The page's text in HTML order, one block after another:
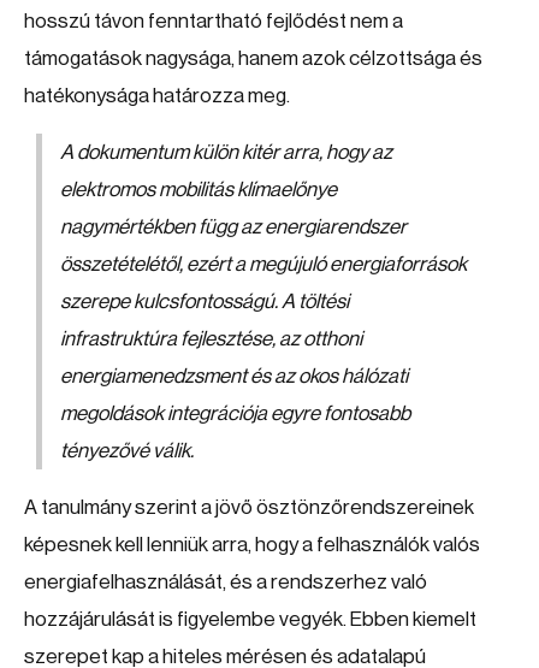
hosszú távon fenntartható fejlődést nem a
támogatások nagysága, hanem azok célzottsága és
hatékonysága határozza meg.
A dokumentum külön kitér arra, hogy az
elektromos mobilitás klímaelőnye
nagymértékben függ az energiarendszer
összetételétől, ezért a megújuló energiaforrások
szerepe kulcsfontosságú. A töltési
infrastruktúra fejlesztése, az otthoni
energiamenedzsment és az okos hálózati
megoldások integrációja egyre fontosabb
tényezővé válik.
A tanulmány szerint a jövő ösztönzőrendszereinek
képesnek kell lenniük arra, hogy a felhasználók valós
energiafelhasználását, és a rendszerhez való
hozzájárulását is figyelembe vegyék. Ebben kiemelt
szerepet kap a hiteles mérésen és adatalapú